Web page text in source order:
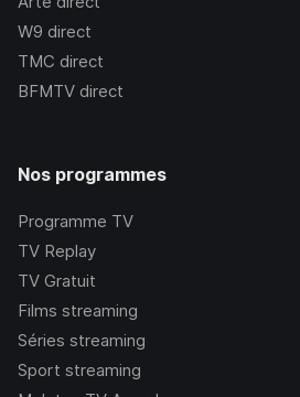
W9 direct
TMC direct
BFMTV direct
Nos programmes
Programme TV
TV Replay
TV Gratuit
Films streaming
Séries streaming
Sport streaming